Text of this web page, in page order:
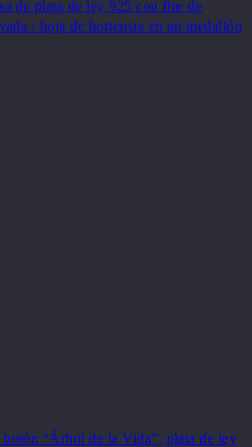
de plata de ley 925 con flor de
/ hoja de hortensia en un medallón
botón “Árbol de la Vida”, plata de ley